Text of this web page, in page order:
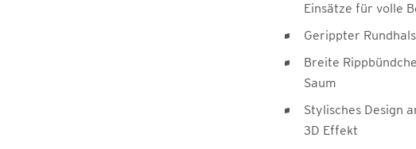
Einsätze für volle
Gerippter
Breite
Saum
Stylisches Design
3D Effekt